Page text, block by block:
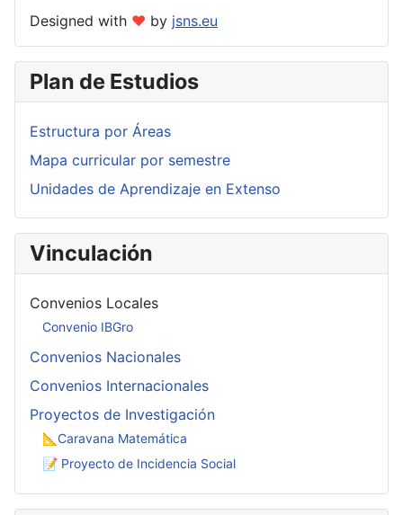
Designed with ❤ by jsns.eu
Plan de Estudios
Estructura por Áreas
Mapa curricular por semestre
Unidades de Aprendizaje en Extenso
Vinculación
Convenios Locales
Convenio IBGro
Convenios Nacionales
Convenios Internacionales
Proyectos de Investigación
📐Caravana Matemática
📝 Proyecto de Incidencia Social